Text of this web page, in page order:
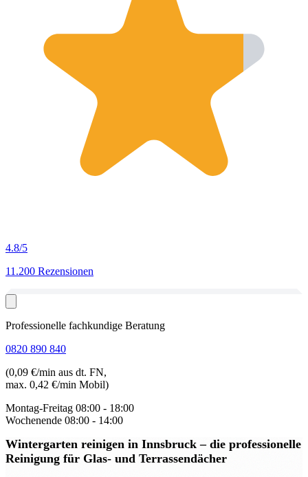
4.8/5
11.200 Rezensionen
Professionelle fachkundige Beratung
0820 890 840
(0,09 €/min aus dt. FN,
max. 0,42 €/min Mobil)
Montag-Freitag 08:00 - 18:00
Wochenende 08:00 - 14:00
Wintergarten reinigen in Innsbruck– die professionelle
Reinigung für Glas- und Terrassendächer